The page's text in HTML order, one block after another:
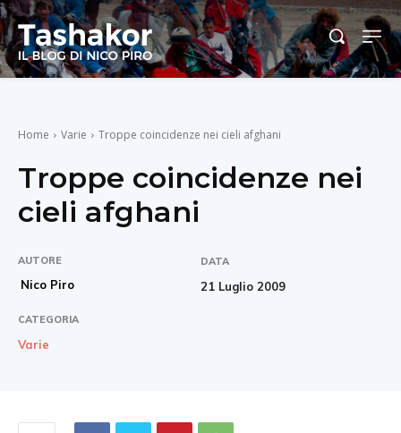
Home Varie Troppe coincidenze nei cieli afghani
Troppe coincidenze nei
cieli afghani
AUTORE
Nico Piro
DATA
21 Luglio 2009
CATEGORIA
Varie